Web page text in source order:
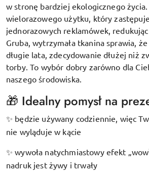
w stronę bardziej ekologicznego
wielorazowego użytku, który
jednorazowych reklamówek,
Gruba, wytrzymała tkanina sprawia,
długie lata, zdecydowanie dłużej niż
torby. To wybór dobry zarówno dla
naszego środowiska.
🎁 Idealny pomysł na
✨ będzie używany codziennie, więc
nie wyląduje w kącie
✨ wywoła natychmiastowy efekt
nadruk jest żywy i trwały